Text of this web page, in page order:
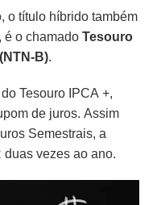
o título híbrido também
é o chamadoTesouro
B).
Tesouro IPCA +,
de juros. Assim
Semestrais, a
vezes ao ano.